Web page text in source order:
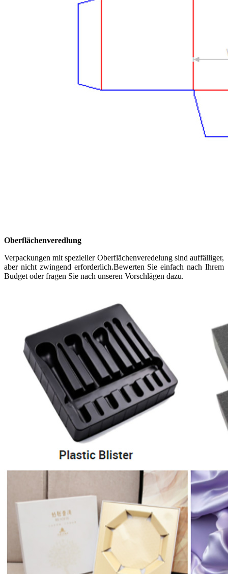
Oberflächenveredlung
Verpackungen mit spezieller Oberflächenveredelung sind auffälliger,
aber nicht zwingend erforderlich.Bewerten Sie einfach nach Ihrem
Budget oder fragen Sie nach unseren Vorschlägen dazu.